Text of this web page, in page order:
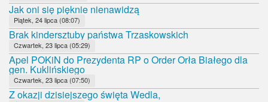
Jak oni się pięknie nienawidzą
Piątek, 24 lipca (08:07)
Brak kindersztuby państwa Trzaskowskich
Czwartek, 23 lipca (05:29)
Apel POKiN do Prezydenta RP o Order Orła Białego dla
gen. Kuklińskiego
Czwartek, 23 lipca (07:50)
Z okazji dzisiejszego święta Wedla,